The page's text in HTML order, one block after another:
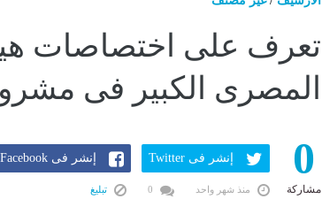
تعرف على اختصاصات
المصرى الكبير فى
0
مشاركة
إنشر فى Twitter إنشر فى Facebook
منذ شهر واحد تبليغ